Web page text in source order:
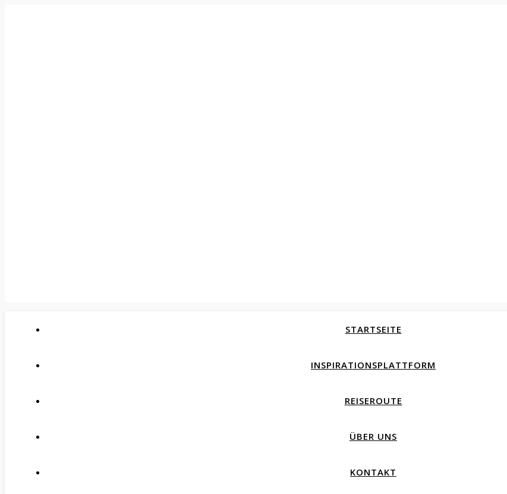
STARTSEITE
INSPIRATIONSPLATTFORM
REISEROUTE
ÜBER UNS
KONTAKT